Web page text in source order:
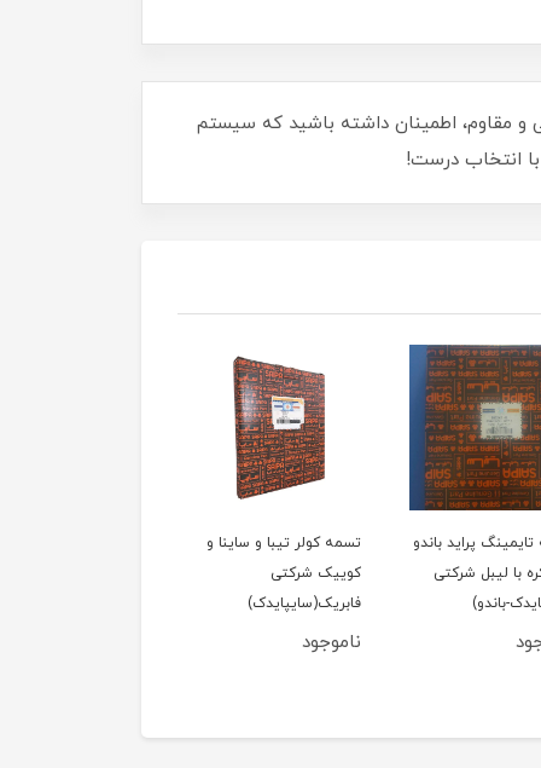
و مقاوم، اطمینان داشته باشید که سیستم
با انتخاب درست!
پراید باندو
با لیبل شرکتی
باندو)
تسمه کولر تیبا و ساینا و
کوییک شرکتی
فابریک(سایپایدک)
ناموجود